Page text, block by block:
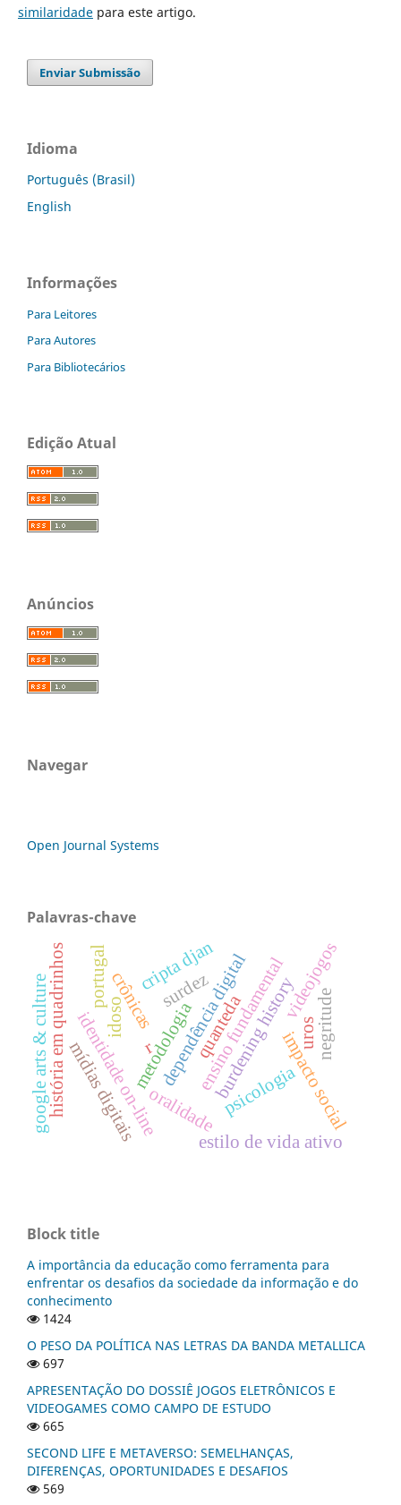
similaridadepara este artigo.
Enviar Submissão
Idioma
Português (Brasil)
English
Informações
Para Leitores
Para Autores
Para Bibliotecários
Edição Atual
Anúncios
Navegar
Open Journal Systems
Palavras-chave
idoso
identidade on-line
história em quadrinhos burdening history
metodologia
oralidade
dependência digital
estilo de vida ativo
impacto social
psicologia
ensino fundamental
mídias digitais
uros
crônicassurdez videojogos
r
portugal
google arts & culture quanteda
cripta djan
negritude
Block title
A importância da educação como ferramenta para
enfrentar os desafios da sociedade da informação e do
conhecimento
1424
O PESO DA POLÍTICA NAS LETRAS DA BANDA METALLICA
697
APRESENTAÇÃO DO DOSSIÊ JOGOS ELETRÔNICOS E
VIDEOGAMES COMO CAMPO DE ESTUDO
665
SECOND LIFE E METAVERSO: SEMELHANÇAS,
DIFERENÇAS, OPORTUNIDADES E DESAFIOS
569